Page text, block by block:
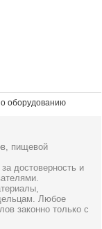
оборудованию
пищевой
достоверность и
Любое
законно только с